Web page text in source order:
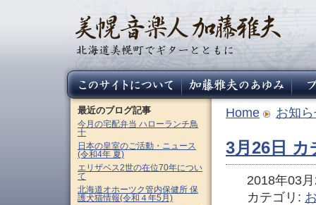
Home お知
3月26日 カ
2018年03
カテゴリ:
最近のブログ記事
今月の宅配弁当 ハローランチ鳥
十
日本の皇室のご活動・ニュース
(令和4年 夏)
エリザベス2世の在位70年につい
て
北海道オホーツク管内保健所 保
護犬猫情報(令和４年5月)